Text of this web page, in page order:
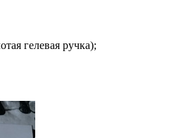
гелевая ручка);